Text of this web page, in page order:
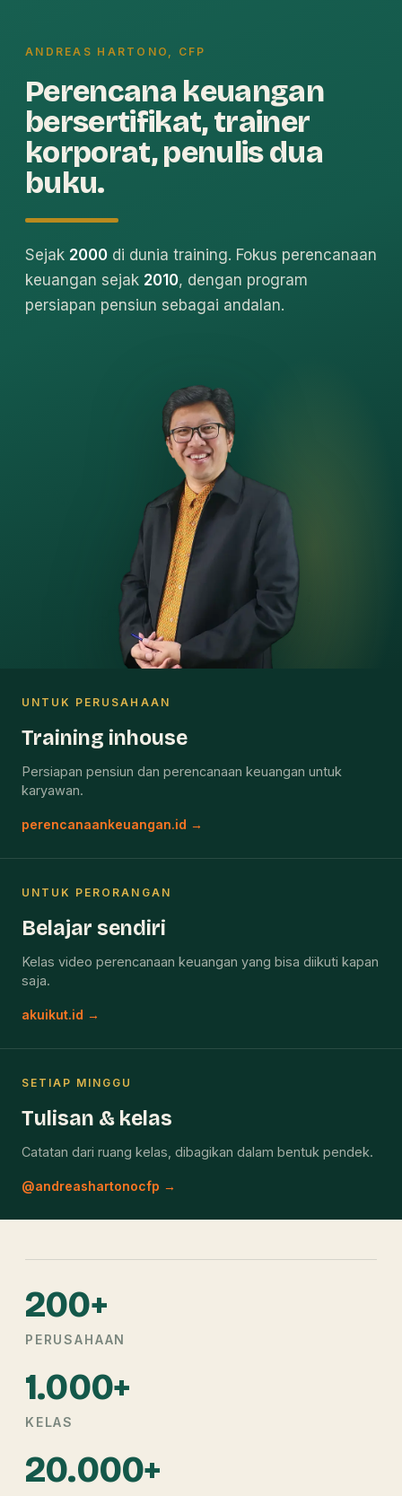
ANDREAS HARTONO, CFP
Perencana keuangan
bersertifikat, trainer
korporat, penulis dua
buku.
Sejak 2000 di dunia training. Fokus perencanaan
keuangan sejak 2010, dengan program
persiapan pensiun sebagai andalan.
UNTUK PERUSAHAAN
Training inhouse
Persiapan pensiun dan perencanaan keuangan untuk
karyawan.
perencanaankeuangan.id →
UNTUK PERORANGAN
Belajar sendiri
Kelas video perencanaan keuangan yang bisa diikuti kapan
saja.
akuikut.id →
SETIAP MINGGU
Tulisan & kelas
Catatan dari ruang kelas, dibagikan dalam bentuk pendek.
@andreashartonocfp →
200+
PERUSAHAAN
1.000+
KELAS
20.000+